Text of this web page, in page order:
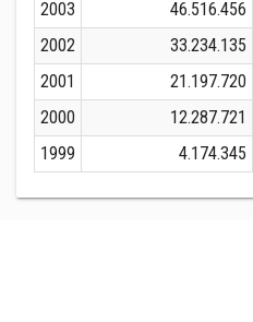
2003
46.516.456
2002
33.234.135
2001
21.197.720
2000
12.287.721
1999
4.174.345